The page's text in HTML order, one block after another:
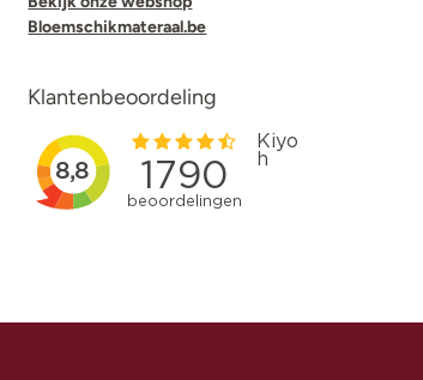
Bloemschikmateraal.be
Klantenbeoordeling